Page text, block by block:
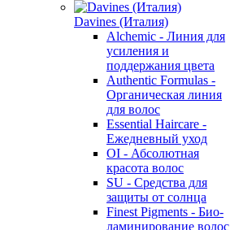
Davines (Италия)
Alchemic - Линия для
усиления и
поддержания цвета
Authentic Formulas -
Органическая линия
для волос
Essential Haircare -
Eжедневный уход
OI - Абсолютная
красота волос
SU - Средства для
защиты от солнца
Finest Pigments - Био-
ламинирование волос